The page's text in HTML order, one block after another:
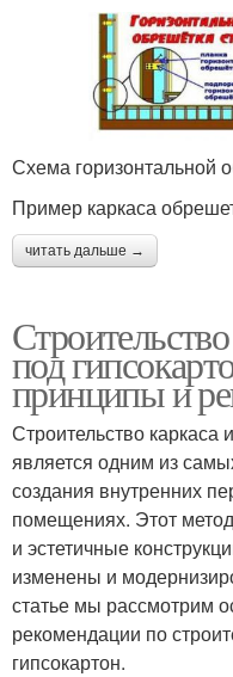
Схема горизонтальной
Пример каркаса
читать дальше →
под
принципы и
Строительство каркаса
является одним из
создания внутренних
помещениях. Этот
и эстетичные
изменены и
статье мы рассмотрим
рекомендации по
гипсокартон.